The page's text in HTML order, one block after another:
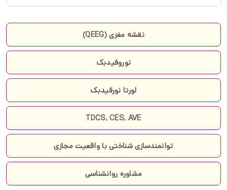
نقشه مغزی (QEEG)
نوروفیدبک
لورتا نورفیدبک
TDCS, CES, AVE
توانمندسازی شناختی با واقعیت مجازی
مشاوره روانشناسی